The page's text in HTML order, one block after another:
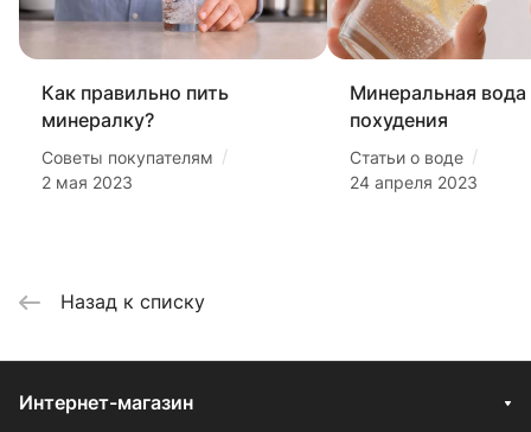
Как правильно пить
минералку?
Советы покупателям /
2 мая 2023
Минеральная вода
похудения
Статьи о воде /
24 апреля 2023
Назад к списку
Интернет-магазин